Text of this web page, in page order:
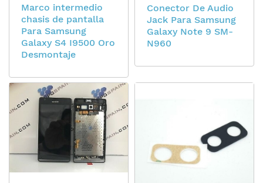
Marco intermedio
chasis de pantalla
Para Samsung
Galaxy S4 I9500 Oro
Desmontaje
Conector De Audio
Jack Para Samsung
Galaxy Note 9 SM-
N960